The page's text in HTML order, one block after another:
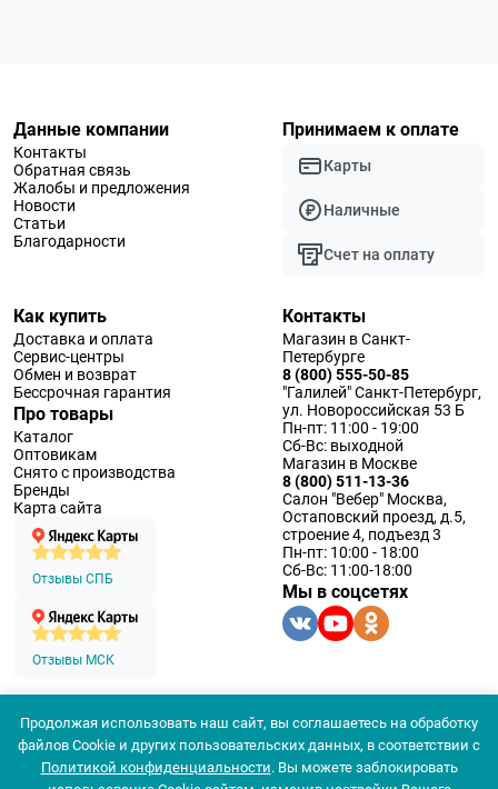
Данные компании
Контакты
Обратная связь
Жалобы и предложения
Новости
Статьи
Благодарности
Принимаем к оплате
Карты
Наличные
Счет на оплату
Как купить
Доставка и оплата
Сервис-центры
Обмен и возврат
Бессрочная гарантия
Про товары
Каталог
Оптовикам
Снято с производства
Бренды
Карта сайта
Отзывы СПБ
Отзывы МСК
Контакты
Магазин в Санкт-
Петербурге
8 (800) 555-50-85
"Галилей" Санкт-Петербург,
ул. Новороссийская 53 Б
Пн-пт: 11:00 - 19:00
Сб-Вс: выходной
Магазин в Москве
8 (800) 511-13-36
Салон "Вебер" Москва,
Остаповский проезд, д.5,
строение 4, подъезд 3
Пн-пт: 10:00 - 18:00
Сб-Вс: 11:00-18:00
Мы в соцсетях
© 1994 — 2026 ООО «Наблюдательные приборы»
Политика конфеденциальности
Согласие на обработку персональных данных
Продолжая использовать наш сайт, вы соглашаетесь на обработку
файлов Cookie и других пользовательских данных, в соответствии с
Политикой конфиденциальности. Вы можете заблокировать